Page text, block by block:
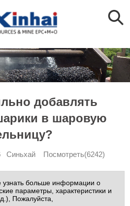
добавлять
в шаровую
Синьхай Посмотреть(6242)
узнать больше информации о
параметры, характеристики и
Пожалуйста,